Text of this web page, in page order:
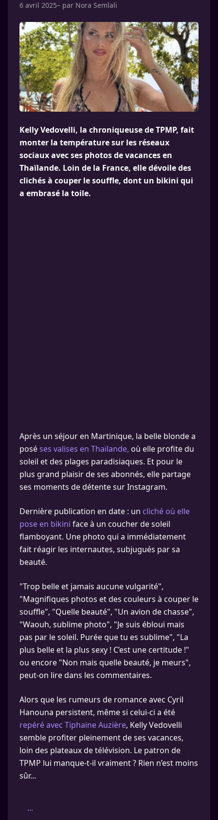
6 avril 2025– par Nora Semlali
Kelly Vedovelli, la chroniqueuse de TPMP, fait
monter la température sur les réseaux
sociaux avec ses photos de vacances en
Thaïlande. Loin de la France, elle dévoile des
clichés à couper le souffle, dont un bikini qui
a embrasé la toile.
Après un séjour en Martinique, la belle blonde a
poséses valises en Thaïlande, où elle profite du
soleil et des plages paradisiaques. Et pour le
plus grand plaisir de ses abonnés, elle partage
ses moments de détente sur Instagram.
Dernière publication en date : un cliché où elle
pose en bikini face à un coucher de soleil
flamboyant. Une photo qui a immédiatement
fait réagir les internautes, subjugués par sa
beauté.
"Trop belle et jamais aucune vulgarité",
"Magnifiques photos et des couleurs à couper le
souffle", "Quelle beauté", "Un avion de chasse",
"Waouh, sublime photo", "Je suis ébloui mais
pas par le soleil. Purée que tu es sublime", "La
plus belle et la plus sexy ! C’est une certitude !"
ou encore "Non mais quelle beauté, je meurs",
peut-on lire dans les commentaires.
Alors que les rumeurs de romance avec Cyril
Hanouna persistent, même si celui-ci a été
repéré avec Tiphaine Auzière, Kelly Vedovelli
semble profiter pleinement de ses vacances,
loin des plateaux de télévision. Le patron de
TPMP lui manque-t-il vraiment ? Rien n’est moins
sûr...
...